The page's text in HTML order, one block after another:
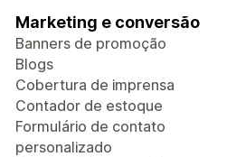
Marketing e conversão
Banners de promoção
Blogs
Cobertura de imprensa
Contador de estoque
Formulário de contato
personalizado